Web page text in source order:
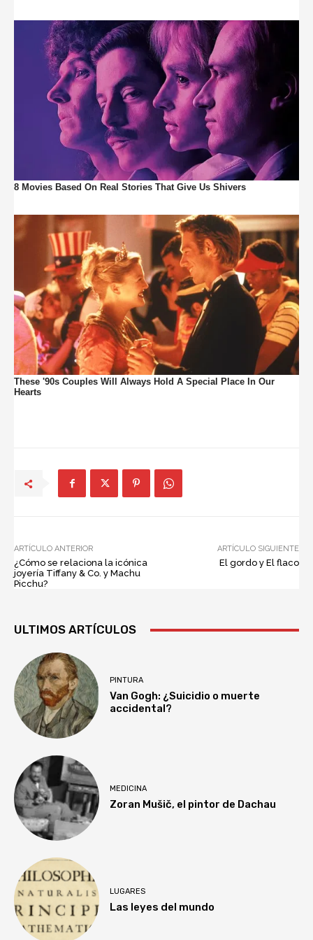
ARTÍCULO ANTERIOR
¿Cómo se relaciona la icónica
joyería Tiffany & Co. y Machu
Picchu?
ARTÍCULO SIGUIENTE
El gordo y El flaco
ULTIMOS ARTÍCULOS
PINTURA
Van Gogh: ¿Suicidio o muerte
accidental?
MEDICINA
Zoran Mušič, el pintor de Dachau
LUGARES
Las leyes del mundo